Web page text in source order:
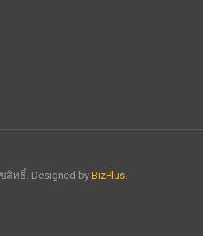
สิทธิ์. Designed byBizPlus